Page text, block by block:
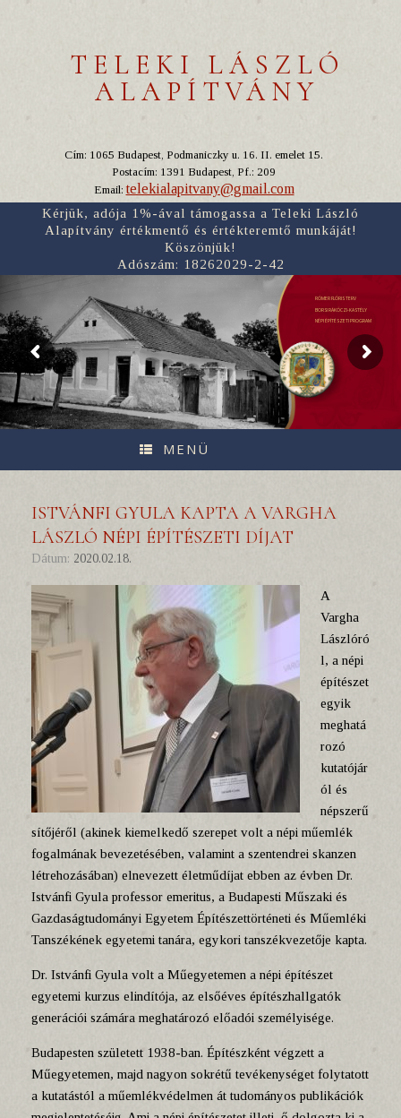
TELEKI LÁSZLÓ
ALAPÍTVÁNY
Cím: 1065 Budapest, Podmaniczky u. 16. II. emelet 15.
Postacím: 1391 Budapest, Pf.: 209
Email:telekialapitvany@gmail.com
Kérjük, adója 1%-ával támogassa a Teleki László
Alapítvány értékmentő és értékteremtő munkáját!
Köszönjük!
Adószám: 18262029-2-42
RÓMER FLÓRIS TERV
BORSI RÁKÓCZI-KASTÉLY
NÉPI ÉPÍTÉSZETI PROGRAM
MENÜ
ISTVÁNFI GYULA KAPTA A VARGHA
LÁSZLÓ NÉPI ÉPÍTÉSZETI DÍJAT
Dátum: 2020.02.18.
A
Vargha
Lászlóró
l, a népi
építészet
egyik
meghatá
rozó
kutatójár
ól és
népszerű
sítőjéről (akinek kiemelkedő szerepet volt a népi műemlék
fogalmának bevezetésében, valamint a szentendrei skanzen
létrehozásában) elnevezett életműdíjat ebben az évben Dr.
Istvánfi Gyula professor emeritus, a Budapesti Műszaki és
Gazdaságtudományi Egyetem Építészettörténeti és Műemléki
Tanszékének egyetemi tanára, egykori tanszékvezetője kapta.
Dr. Istvánfi Gyula volt a Műegyetemen a népi építészet
egyetemi kurzus elindítója, az elsőéves építészhallgatók
generációi számára meghatározó előadói személyisége.
Budapesten született 1938-ban. Építészként végzett a
Műegyetemen, majd nagyon sokrétű tevékenységet folytatott
a kutatástól a műemlékvédelmen át tudományos publikációk